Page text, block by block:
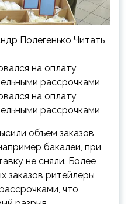
Полегенько Читать
объем заказов
бакалеи, при
не сняли. Более
заказов ритейлеры
что